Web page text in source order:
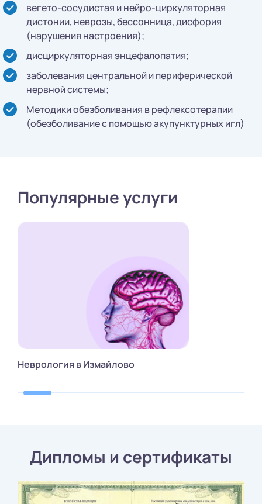
вегето-сосудистая и нейро-циркуляторная
дистонии, неврозы, бессонница, дисфория
(нарушения настроения);
дисциркуляторная энцефалопатия;
заболевания центральной и периферической
нервной системы;
Методики обезболивания в рефлексотерапии
(обезболивание с помощью акупунктурных игл)
Популярные услуги
Неврология в Измайлово
Дипломы и сертификаты